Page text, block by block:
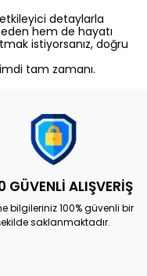
detaylarla
hem de hayatı
istiyorsanız, doğru
tam zamanı.
GÜVENLİ ALIŞVERİŞ
bilgileriniz 100% güvenli bir
saklanmaktadır.